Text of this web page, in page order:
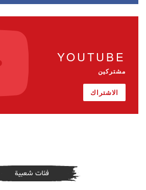
YOUTUBE
مشتركين
الاشتراك
فئات شعبية